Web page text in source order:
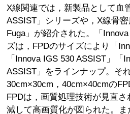
X線関連では，新製品として血
ASSIST」シリーズや，X線骨
Fuga」が紹介された。「
ズは，FPDのサイズにより「
「Innova IGS 530 ASSIST」「
ASSIST」をラインナップ。そ
30cm×30cm，40cm×40cmの
FPDは，画質処理技術が見直
減して高画質化が図られた。